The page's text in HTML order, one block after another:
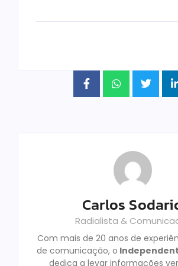
Carlos
Radialista &
Com mais de 20 anos de
de comunicação, o
dedica a levar informações